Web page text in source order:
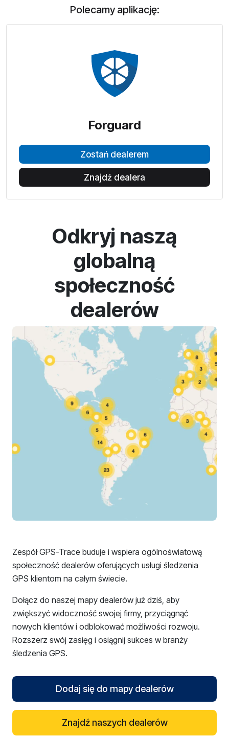
Polecamy aplikację:
Forguard
Zostań dealerem
Znajdź dealera
Odkryj naszą
globalną
społeczność
dealerów
Zespół GPS-Trace buduje i wspiera ogólnoświatową
społeczność dealerów oferujących usługi śledzenia
GPS klientom na całym świecie.
Dołącz do naszej mapy dealerów już dziś, aby
zwiększyć widoczność swojej firmy, przyciągnąć
nowych klientów i odblokować możliwości rozwoju.
Rozszerz swój zasięg i osiągnij sukces w branży
śledzenia GPS.
Dodaj się do mapy dealerów
Znajdź naszych dealerów